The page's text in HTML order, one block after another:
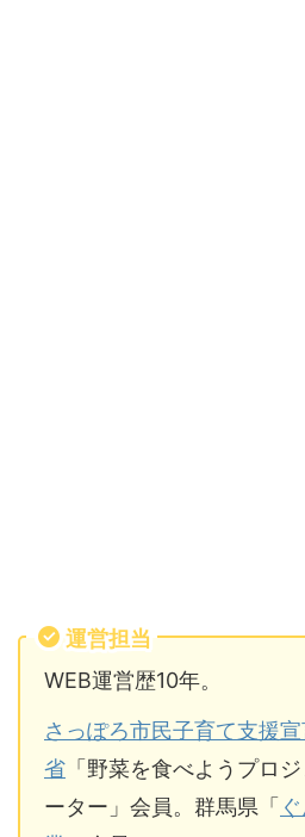
運営担当
WEB運営歴10年。
さっぽろ市民子育て支援
省 「野菜を食べようプロ
ーター」会員。群馬県「